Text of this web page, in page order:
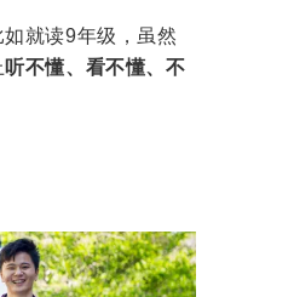
就读9年级，虽然
听不懂、看不懂、不